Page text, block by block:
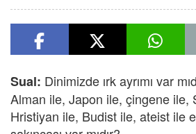
Sual: Dinimizde ırk ayrımı var
Alman ile, Japon ile, çingene ile,
Hristiyan ile, Budist ile, ateist ile